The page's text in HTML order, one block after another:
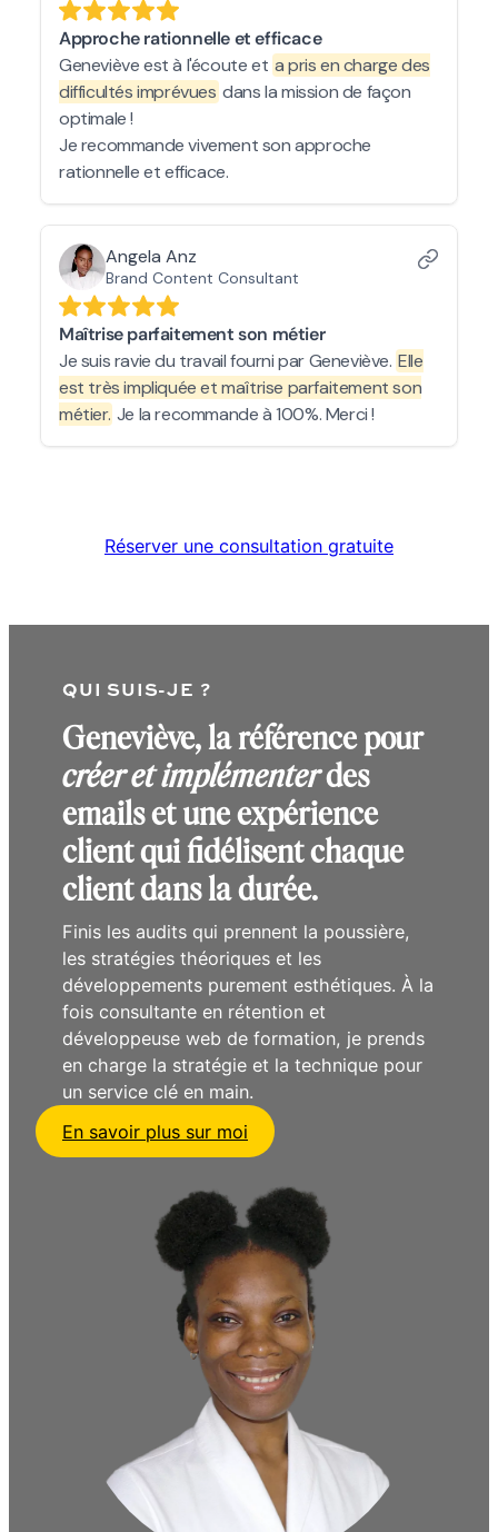
Réserver une consultation gratuite
QUI SUIS-JE ?
Geneviève, la référence pour
créer et implémenterdes
emails et une expérience
client qui fidélisent chaque
client dans la durée.
Finis les audits qui prennent la poussière,
les stratégies théoriques et les
développements purement esthétiques. À la
fois consultante en rétention et
développeuse web de formation, je prends
en charge la stratégie et la technique pour
un service clé en main.
En savoir plus sur moi